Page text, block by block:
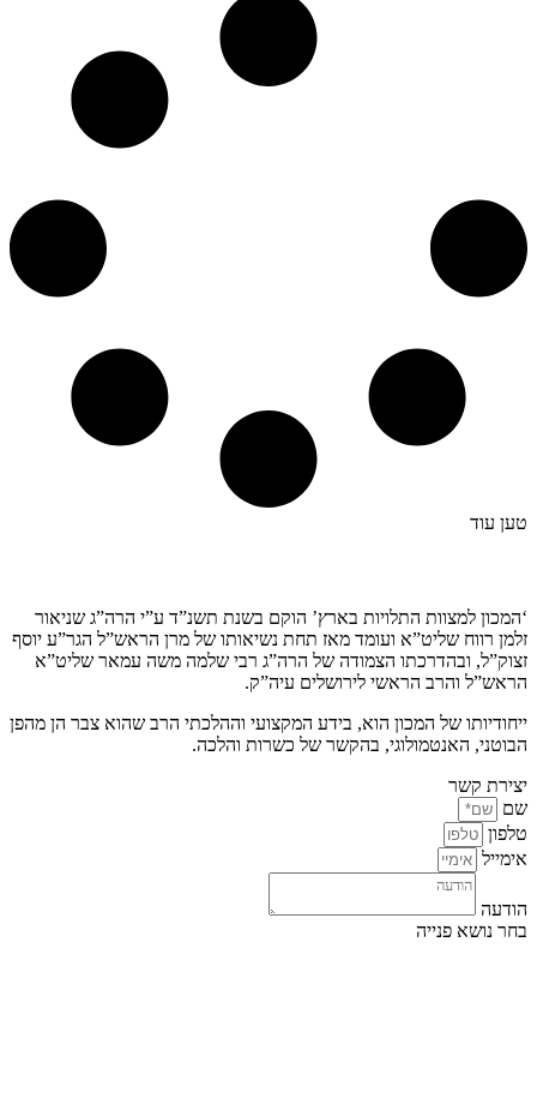
טען עוד
‘המכון למצוות התלויות בארץ’ הוקם בשנת תשנ”ד ע”י הרה”ג שניאור
זלמן רווח שליט”א ועומד מאז תחת נשיאותו של מרן הראש”ל הגר”ע יוסף
זצוק”ל, ובהדרכתו הצמודה של הרה”ג רבי שלמה משה עמאר שליט”א
הראש”ל והרב הראשי לירושלים עיה”ק.
ייחודיותו של המכון הוא, בידע המקצועי וההלכתי הרב שהוא צבר הן מהפן
הבוטני, האנטמולוגי, בהקשר של כשרות והלכה.
יצירת קשר
שם
טלפון
אימייל
הודעה
בחר נושא פנייה